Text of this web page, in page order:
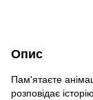
Опис
Пам'ятаєте
розповідає